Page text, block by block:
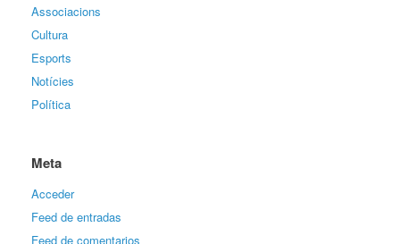
Associacions
Cultura
Esports
Notícies
Política
Meta
Acceder
Feed de entradas
Feed de comentarios